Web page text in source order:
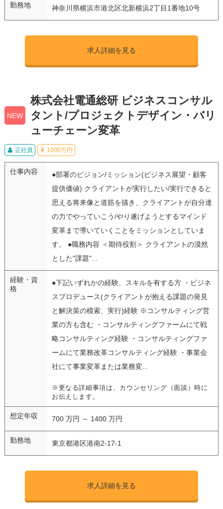
勤務地 神奈川県横浜市港北区北新横浜2丁目1番地10号
求人詳細を見る
NEW
株式会社電通総研 ビジネスコンサル
タント/プロジェクトデザイン・バリ
ューチェーン変革
正社員 1000万円
仕事内容
●部署のビジョン/ミッション(ビジネス展望・顧客
提供価値) クライアントが実行したい/実行できると
思える将来像と道筋を描き、クライアントが自分達
の力でやっていこう/やり遂げようとするマインド
変革まで導いていくことをミッションとしていま
す。 ●職務内容 ＜期待役割＞ クライアントの漠然
とした"課題"...
経験・資
格
●下記いずれかの経験、スキルを有する方 ・ビジネ
スプロデュース(クライアントが抱える課題の発見
と解決策の模索、実行)経験 ※コンサルティング営
業の方も含む ・コンサルティングファームにて戦
略コンサルティング経験 ・コンサルティングファ
ームにて業務改革コンサルティング経験 ・事業会
社にて事業変革または業務変...
※更なる詳細事項は、カウンセリング（面談）時に
お伝えします。
想定年収 700 万円 ～ 1400 万円
勤務地 東京都港区港南2-17-1
求人詳細を見る